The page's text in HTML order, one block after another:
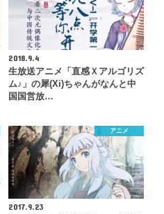
2018.9.4
生放送アニメ「直感Ｘアルゴリズ
ム♪」の犀(Xi)ちゃんがなんと中
国国営放…
アニメ
2017.9.23